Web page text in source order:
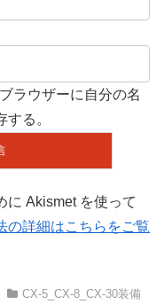
ラウザーに自分の名
る。
に Akismet を使って
の詳細はこちらをご覧
CX-5_CX-8_CX-30装備